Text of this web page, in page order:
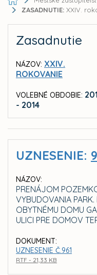
ZASADNUTIE: XXIV.
Zasadnutie
NÁZOV: XXIV.
ROKOVANIE
VOLEBNÉ OBDOBIE:
- 2014
UZNESENIE:
NÁZOV:
PRENÁJOM
VYBUDOVANIA
OBYTNÉMU DOMU
ULICI PRE DOMOV
DOKUMENT:
UZNESENIE Č.961
RTF - 21,33 KB